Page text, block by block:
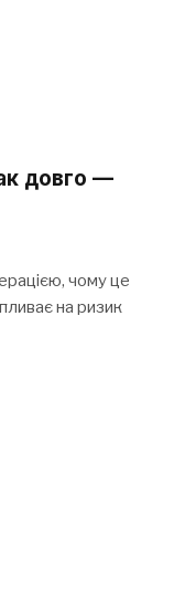
довго —
чому це
на ризик